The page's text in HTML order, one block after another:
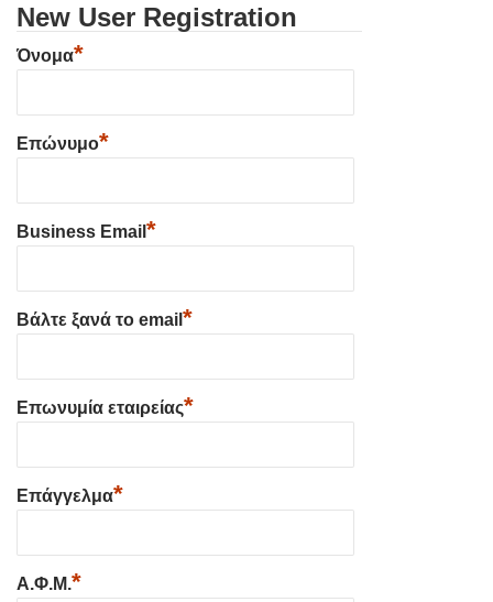
New User Registration
Όνομα*
Επώνυμο*
Business Email *
Βάλτε ξανά το email *
Επωνυμία εταιρείας*
Επάγγελμα*
Α.Φ.Μ.*